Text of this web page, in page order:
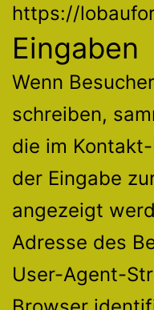
https://
Eingaben
Wenn
schreiben,
die im
der Eingabe
angezeigt
Adresse des
User-Agent-